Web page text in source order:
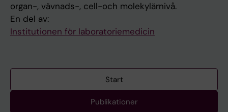
organ-, vävnads-, cell-och molekylärnivå.
En del av:
Institutionen för laboratoriemedicin
Start
Publikationer